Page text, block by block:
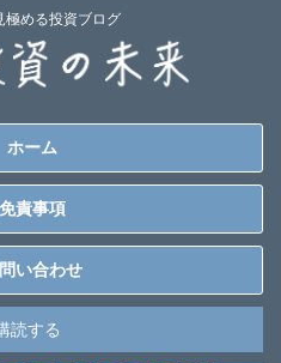
極める投資ブログ
ホーム
免責事項
い合わせ
読する